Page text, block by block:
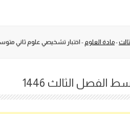
-مادة العلوم - اختبار تشخيصي علوم ثاني متوسط
الثالث 1446